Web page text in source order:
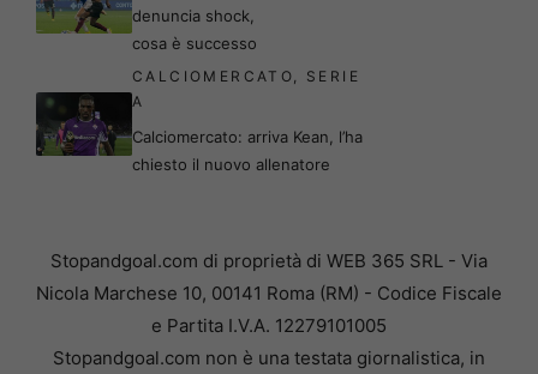
denuncia shock,
cosa è successo
CALCIOMERCATO
SERIE
A
Calciomercato: arriva Kean, l’ha
chiesto il nuovo allenatore
Stopandgoal.com di proprietà di WEB 365 SRL - Via
Nicola Marchese 10, 00141 Roma (RM) - Codice Fiscale
e Partita I.V.A. 12279101005
Stopandgoal.com non è una testata giornalistica, in